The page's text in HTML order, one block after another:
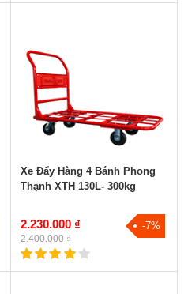
Xe Đẩy Hàng 4 Bánh Phong
Thạnh XTH 130L- 300kg
2.230.000 ₫
2.400.000 ₫
-7%